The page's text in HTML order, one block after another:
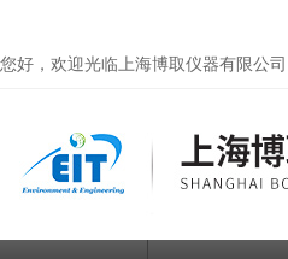
您好，欢迎光临上海博取仪器有限公司